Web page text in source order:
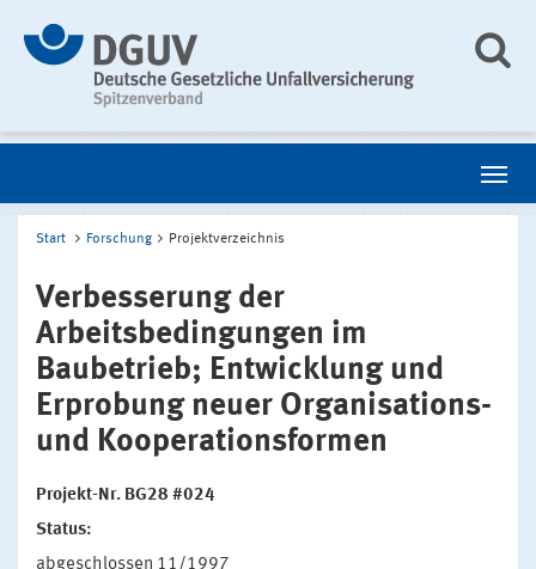
Start Forschung Projektverzeichnis
Verbesserung der
Arbeitsbedingungen im
Baubetrieb; Entwicklung und
Erprobung neuer Organisations-
und Kooperationsformen
Projekt-Nr. BG28 #024
Status:
abgeschlossen 11/1997